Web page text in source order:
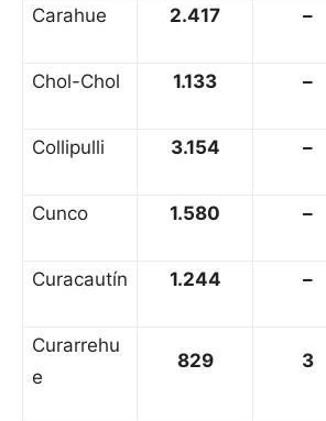
Carahue 2.417 –
Chol-Chol 1.133 –
Collipulli 3.154 –
Cunco 1.580 –
Curacautín 1.244 –
Curarrehu
e
829 3